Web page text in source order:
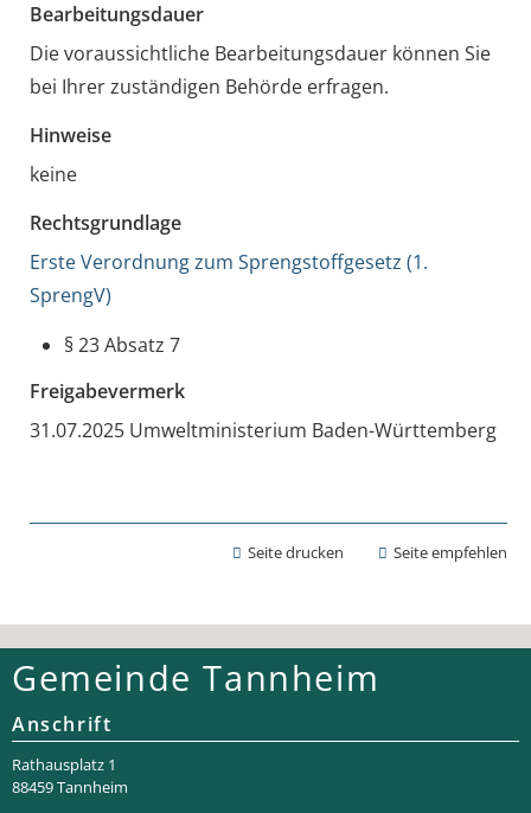
Bearbeitungsdauer
Die voraussichtliche Bearbeitungsdauer können Sie
bei Ihrer zuständigen Behörde erfragen.
Hinweise
keine
Rechtsgrundlage
Erste Verordnung zum Sprengstoffgesetz (1.
SprengV)
§ 23 Absatz 7
Freigabevermerk
31.07.2025 Umweltministerium Baden-Württemberg
Seite drucken Seite empfehlen
Gemeinde Tannheim
Anschrift
Rathaus­platz 1
88459 Tannheim